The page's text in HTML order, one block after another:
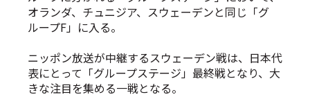
オランダ、チュニジア、スウェーデンと同じ「グ
ループF」に入る。
ニッポン放送が中継するスウェーデン戦は、日本代
表にとって「グループステージ」最終戦となり、大
きな注目を集める一戦となる。